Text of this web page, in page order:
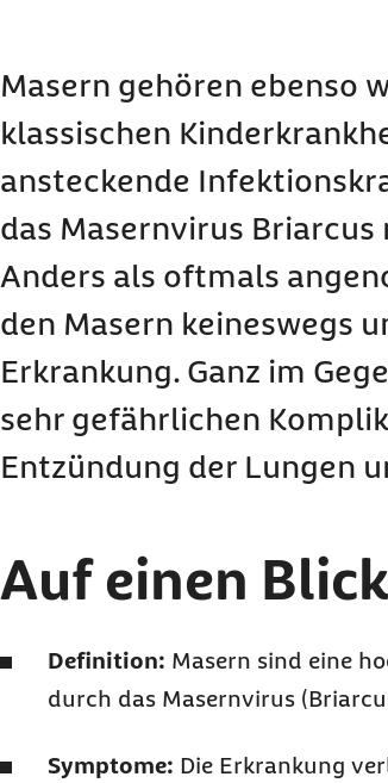
Wie oft kommen Masern vor?
Wie erfolgt die Ansteckung?
Welche Symptome treten bei
Welche Folgeerkrankungen sind
Wie werden Masern
Welche
Gibt es eine Impfung gegen
Weiterführende Informationen
Masern gehören ebenso
klassischen
ansteckende
das Masernvirus
Anders als oftmals
den Masern keineswegs
Erkrankung. Ganz im
sehr gefährlichen
Entzündung der Lungen
Auf einen Blick
Definition: Masern sind eine
durch das Masernvirus
Symptome: Die Erkrankung